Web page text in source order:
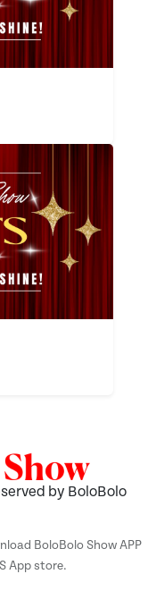
by BoloBolo
BoloBolo Show APP
App store.